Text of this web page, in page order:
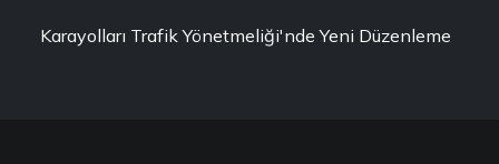
Karayolları Trafik Yönetmeliği'nde Yeni Düzenleme